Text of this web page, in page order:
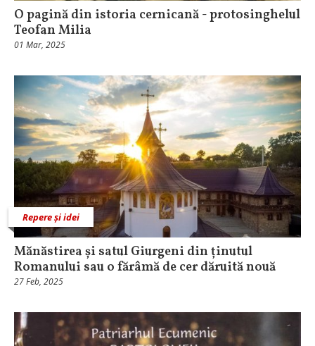
O pagină din istoria cernicană - protosinghelul
Teofan Milia
01 Mar, 2025
Repere și idei
Mănăstirea și satul Giurgeni din ținutul
Romanului sau o fărâmă de cer dăruită nouă
27 Feb, 2025